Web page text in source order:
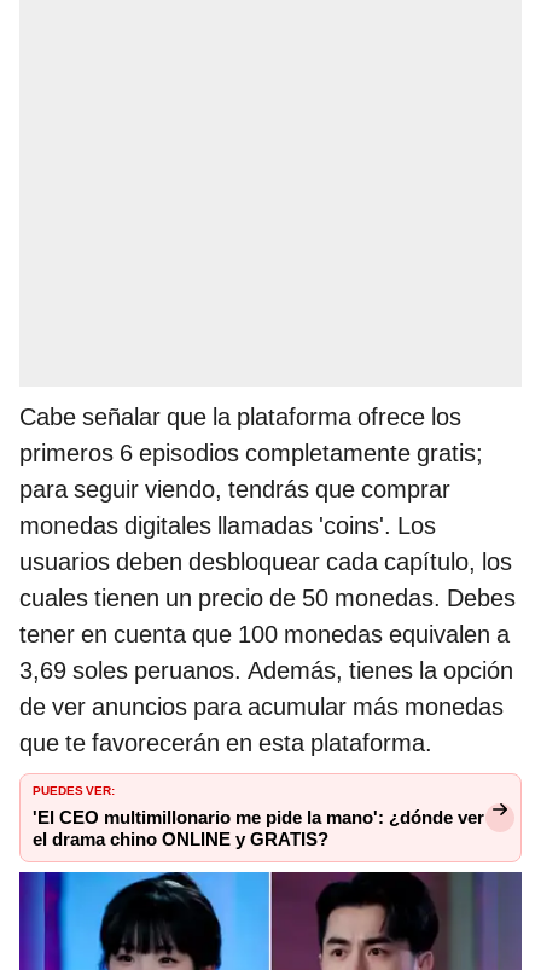
Cabe señalar que la plataforma ofrece los
primeros 6 episodios completamente gratis;
para seguir viendo, tendrás que comprar
monedas digitales llamadas 'coins'. Los
usuarios deben desbloquear cada capítulo, los
cuales tienen un precio de 50 monedas. Debes
tener en cuenta que 100 monedas equivalen a
3,69 soles peruanos. Además, tienes la opción
de ver anuncios para acumular más monedas
que te favorecerán en esta plataforma.
PUEDES VER:
'El CEO multimillonario me pide la mano': ¿dónde ver
el drama chino ONLINE y GRATIS?